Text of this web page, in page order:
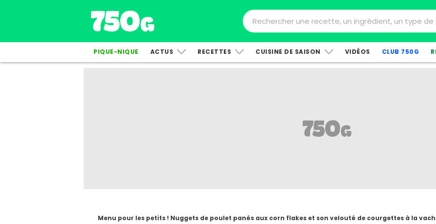
PIQUE-NIQUE ACTUS RECETTES CUISINE DE SAISON VIDÉOS CLUB 750G
Menu pour les petits ! Nuggets de poulet panés aux corn flakes et son velouté de courgettes à la